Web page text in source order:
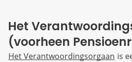
Het
(voorheen
Het Verantwoordingsorgaan is